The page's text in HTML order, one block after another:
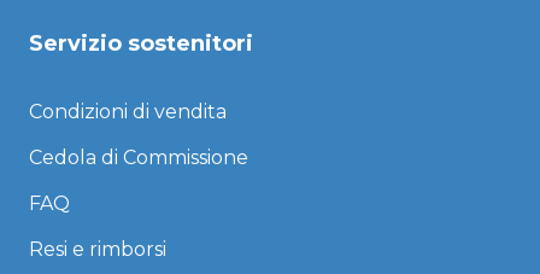
Servizio sostenitori
Condizioni di vendita
Cedola di Commissione
FAQ
Resi e rimborsi